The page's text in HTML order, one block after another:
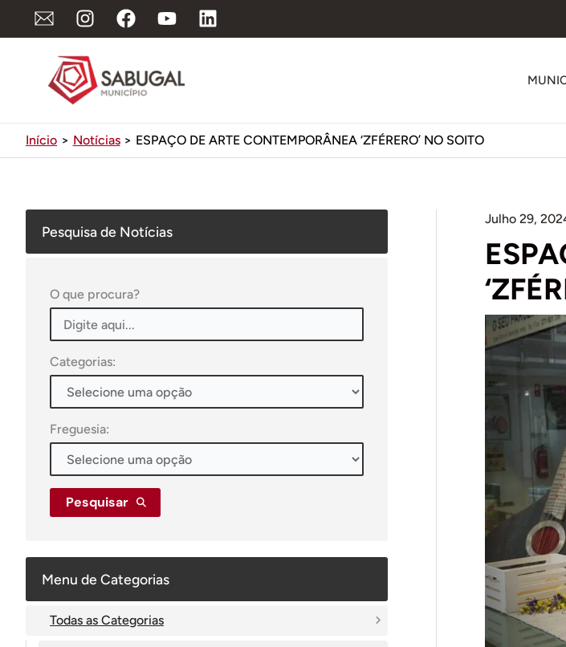
Início Notícias ESPAÇO DE ARTE CONTEMPORÂNEA ‘ZFÉRERO’ NO SOITO
Pesquisa de Notícias
O que procura?
Categorias:
Freguesia:
Pesquisar
Menu de Categorias
Todas as Categorias
Julho 29,